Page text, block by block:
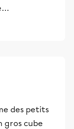
des petits
gros cube